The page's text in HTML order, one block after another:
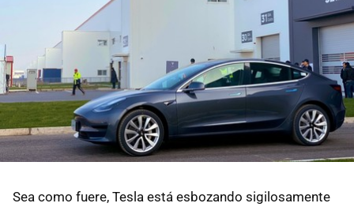
Sea como fuere, Tesla está esbozando sigilosamente